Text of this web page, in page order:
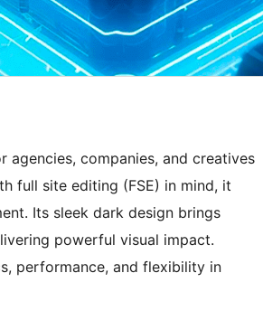
companies, and creatives
full site editing (FSE) in mind, it
Its sleek dark design brings
powerful visual impact.
performance, and flexibility in